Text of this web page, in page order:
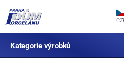
Kategorie výrobků